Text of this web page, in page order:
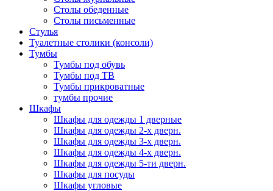
Столы обеденные
Столы письменные
Стулья
Туалетные столики (консоли)
Тумбы
Тумбы под обувь
Тумбы под ТВ
Тумбы прикроватные
тумбы прочие
Шкафы
Шкафы для одежды 1 дверные
Шкафы для одежды 2-х дверн.
Шкафы для одежды 3-х дверн.
Шкафы для одежды 4-х дверн.
Шкафы для одежды 5-ти дверн.
Шкафы для посуды
Шкафы угловые